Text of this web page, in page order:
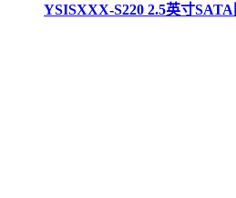
YSISXXX-S220 2.5英寸